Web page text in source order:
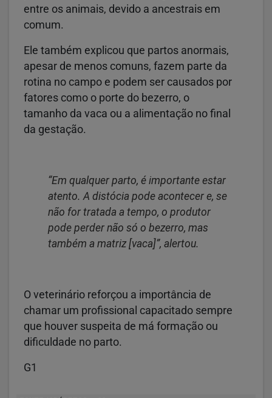
entre os animais, devido a ancestrais em
comum.
Ele também explicou que partos anormais,
apesar de menos comuns, fazem parte da
rotina no campo e podem ser causados por
fatores como o porte do bezerro, o
tamanho da vaca ou a alimentação no final
da gestação.
“Em qualquer parto, é importante estar
atento. A distócia pode acontecer e, se
não for tratada a tempo, o produtor
pode perder não só o bezerro, mas
também a matriz [vaca]”, alertou.
O veterinário reforçou a importância de
chamar um profissional capacitado sempre
que houver suspeita de má formação ou
dificuldade no parto.
G1